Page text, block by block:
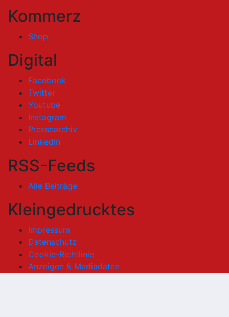
Kommerz
Shop
Digital
Facebook
Twitter
Youtube
Instagram
Pressearchiv
LinkedIn
RSS-Feeds
Alle Beiträge
Kleingedrucktes
Impressum
Datenschutz
Cookie-Richtlinie
Anzeigen & Mediadaten